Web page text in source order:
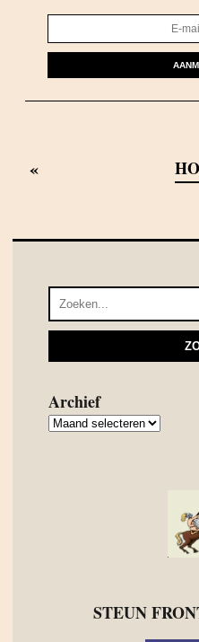
«
Archief
Archief
STEUN